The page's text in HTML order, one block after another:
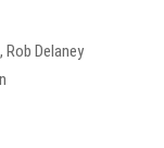
,Rob Delaney